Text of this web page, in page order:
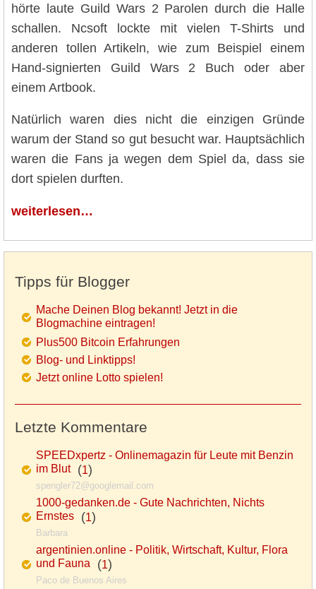
hörte laute Guild Wars 2 Parolen durch die Halle
schallen. Ncsoft lockte mit vielen T-Shirts und
anderen tollen Artikeln, wie zum Beispiel einem
Hand-signierten Guild Wars 2 Buch oder aber
einem Artbook.
Natürlich waren dies nicht die einzigen Gründe
warum der Stand so gut besucht war. Hauptsächlich
waren die Fans ja wegen dem Spiel da, dass sie
dort spielen durften.
weiterlesen…
Tipps für Blogger
Mache Deinen Blog bekannt! Jetzt in die
Blogmachine eintragen!
Plus500 Bitcoin Erfahrungen
Blog- und Linktipps!
Jetzt online Lotto spielen!
Letzte Kommentare
SPEEDxpertz - Onlinemagazin für Leute mit Benzin
im Blut(1)
spengler72@googlemail.com
1000-gedanken.de - Gute Nachrichten, Nichts
Ernstes (1)
Barbara
argentinien.online - Politik, Wirtschaft, Kultur, Flora
und Fauna (1)
Paco de Buenos Aires